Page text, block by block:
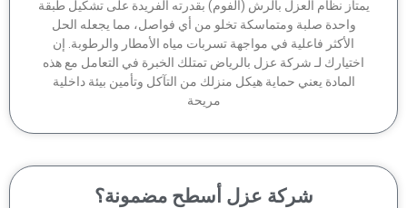
نظام العزل بالرش (الفوم) بقدرته الفريدة على تشكيل طبقة
واحدة صلبة ومتماسكة تخلو من أي فواصل، مما يجعله الحل
الأكثر فاعلية في مواجهة تسربات مياه الأمطار والرطوبة. إن
لـ شركة عزل بالرياض تمتلك الخبرة في التعامل مع هذه
المادة يعني حماية هيكل منزلك من التآكل وتأمين بيئة داخلية
شركة عزل أسطح مضمونة؟